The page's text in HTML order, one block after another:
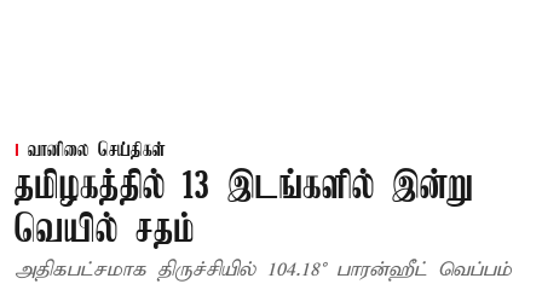
வானிலை செய்திகள்
தமிழகத்தில் 13 இடங்களில் இன்று
வெயில் சதம்
அதிகபட்சமாக திருச்சியில் 104.18° பாரன்ஹீட் வெப்பம்